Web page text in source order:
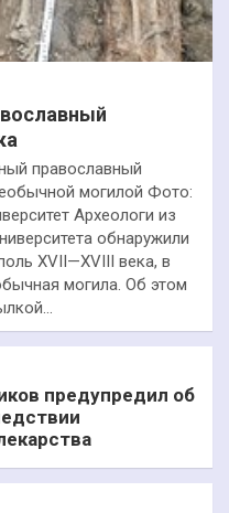
православный
могилой Фото:
Археологи из
обнаружили
XVII—XVIII века, в
могила. Об этом
предупредил об